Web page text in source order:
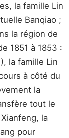
la famille Lin
Banqiao ;
la région de
1851 à 1853 :
la famille Lin
à côté du
la
tout le
la
pour